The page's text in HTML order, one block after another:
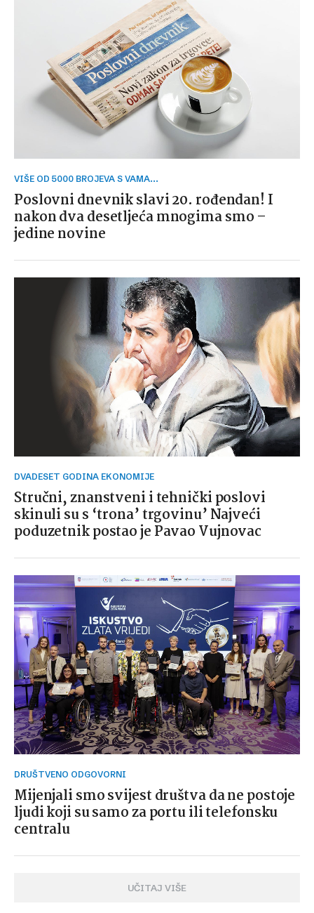
VIŠE OD 5000 BROJEVA S VAMA...
Poslovni dnevnik slavi 20. rođendan! I
nakon dva desetljeća mnogima smo –
jedine novine
DVADESET GODINA EKONOMIJE
Stručni, znanstveni i tehnički poslovi
skinuli su s ‘trona’ trgovinu’ Najveći
poduzetnik postao je Pavao Vujnovac
DRUŠTVENO ODGOVORNI
Mijenjali smo svijest društva da ne postoje
ljudi koji su samo za portu ili telefonsku
centralu
UČITAJ VIŠE